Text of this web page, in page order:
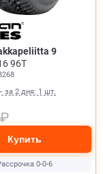
9
96T
за 2 дня: 1 шт.
₽
Купить
0-0-6